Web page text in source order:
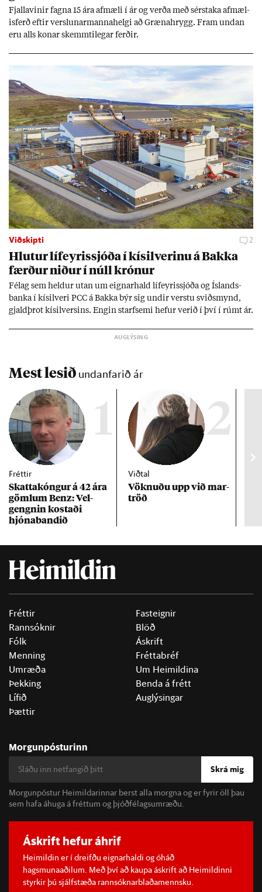
Fjalla­vin­ir fagna 15 ára af­mæli í ár og verða með sér­staka af­mæl­
is­ferð eft­ir versl­un­ar­manna­helgi að Græna­hrygg. Fram und­an
eru alls kon­ar skemmti­leg­ar ferð­ir.
Viðskipti 2
Hlut­ur líf­eyr­is­sjóða í kís­il­ver­inu á Bakka
færð­ur nið­ur í núll krón­ur
Fé­lag sem held­ur ut­an um eign­ar­hald líf­eyr­is­sjóða og Ís­lands­
banka í kís­il­veri PCC á Bakka býr sig und­ir verstu sviðs­mynd,
gjald­þrot kís­il­vers­ins. Eng­in starf­semi hef­ur ver­ið í því í rúmt ár.
Mest lesið undanfarið ár
1
Fréttir
Skattakóng­ur á 42 ára
göml­um Benz: Vel­
gengn­in kostaði
hjóna­band­ið
2
Viðtal
Vökn­uðu upp við mar­
tröð
Fréttir
Rannsóknir
Fólk
Menning
Umræða
Þekking
Lífið
Þættir
Fasteignir
Blöð
Áskrift
Fréttabréf
Um Heimildina
Benda á frétt
Auglýsingar
Morgunpósturinn
Skrá mig
Morgunpóstur Heimildarinnar berst alla morgna og er fyrir öll þau
sem hafa áhuga á fréttum og þjóðfélagsumræðu.
Áskrift hefur áhrif
Heimildin er í dreifðu eignarhaldi og óháð
hagsmunaaðilum. Með því að kaupa áskrift að Heimildinni
styrkir þú sjálfstæða rannsóknarblaðamennsku.